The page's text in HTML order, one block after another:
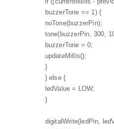
buzzerTone == 1) {
noTone(buzzerPin);
tone(buzzerPin, 300,
buzzerTone = 0;
updateMillis();
}
} else {
ledValue = LOW;
}
digitalWrite(ledPin,